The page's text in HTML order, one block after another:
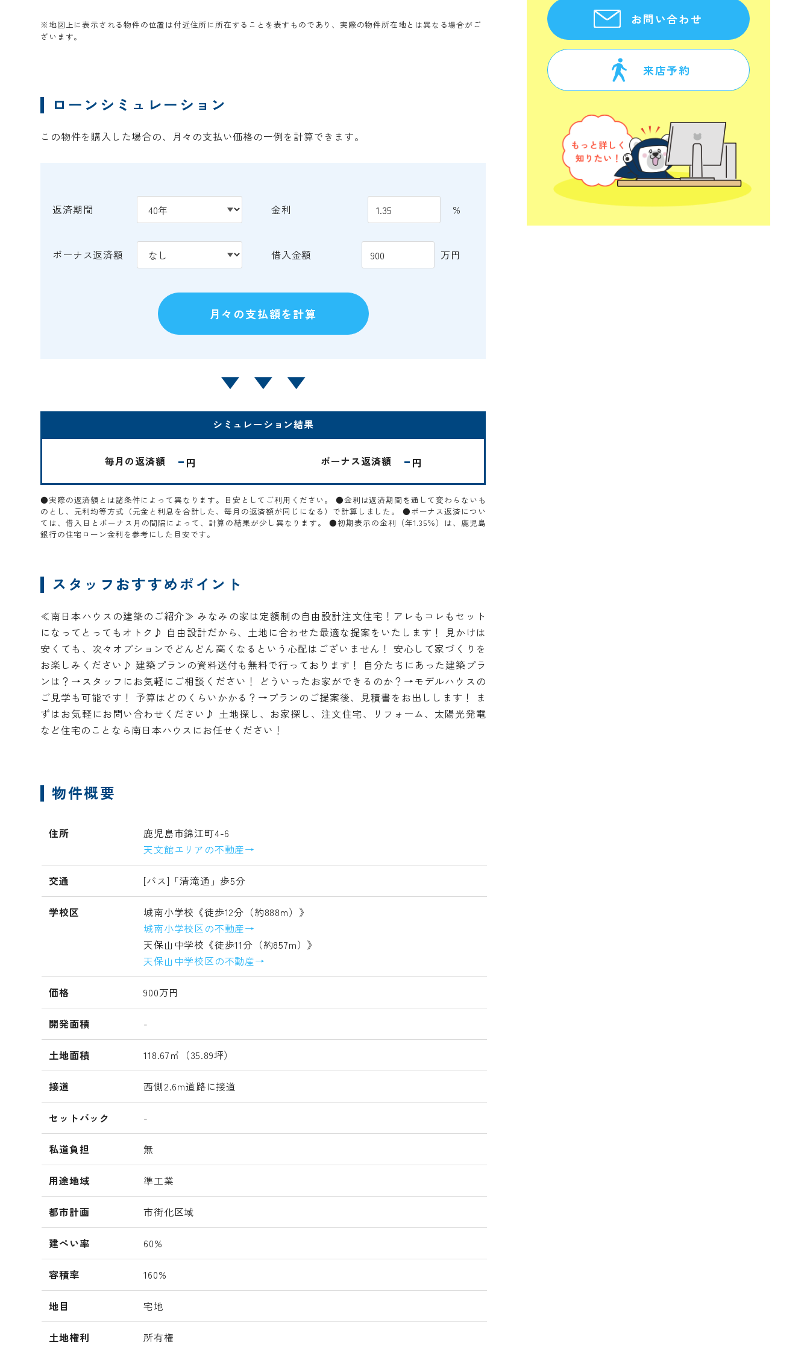
お問い合わせ
来店予約
※地図上に表示される物件の位置は付近住所に所在することを表すものであり、実際の物件所在地とは異なる場合がご
ざいます。
ローンシミュレーション
この物件を購入した場合の、月々の支払い価格の一例を計算できます。
返済期間 金利 %
ボーナス返済額 借入金額 万円
シミュレーション結果
毎月の返済額 - 円 ボーナス返済額 - 円
●実際の返済額とは諸条件によって異なります。目安としてご利用ください。 ●金利は返済期間を通して変わらないも
のとし、元利均等方式（元金と利息を合計した、毎月の返済額が同じになる）で計算しました。 ●ボーナス返済につい
ては、借入日とボーナス月の間隔によって、計算の結果が少し異なります。 ●初期表示の金利（年1.35％）は、鹿児島
銀行の住宅ローン金利を参考にした目安です。
スタッフおすすめポイント
≪南日本ハウスの建築のご紹介≫ みなみの家は定額制の自由設計注文住宅！アレもコレもセット
になってとってもオトク♪ 自由設計だから、土地に合わせた最適な提案をいたします！ 見かけは
安くても、次々オプションでどんどん高くなるという心配はございません！ 安心して家づくりを
お楽しみください♪ 建築プランの資料送付も無料で行っております！ 自分たちにあった建築プラ
ンは？→スタッフにお気軽にご相談ください！ どういったお家ができるのか？→モデルハウスの
ご見学も可能です！ 予算はどのくらいかかる？→プランのご提案後、見積書をお出しします！ ま
ずはお気軽にお問い合わせください♪ 土地探し、お家探し、注文住宅、リフォーム、太陽光発電
など住宅のことなら南日本ハウスにお任せください！
物件概要
住所
鹿児島市錦江町4-6
天文館エリアの不動産→
交通 [バス]「清滝通」歩5分
学校区
城南小学校《徒歩12分（約888m）》
城南小学校区の不動産→
天保山中学校《徒歩11分（約857m）》
天保山中学校区の不動産→
価格 900万円
開発面積 -
土地面積 118.67㎡（35.89坪）
接道 西側2.6m道路に接道
セットバック -
私道負担 無
用途地域 準工業
都市計画 市街化区域
建ぺい率 60%
容積率 160%
地目 宅地
土地権利 所有権